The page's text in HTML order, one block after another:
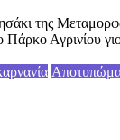
της
Πάρκο Αγρινίου